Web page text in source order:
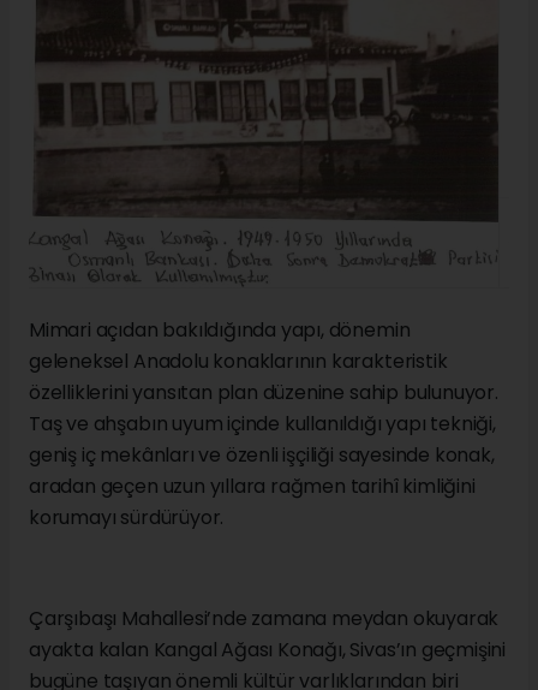
Mimari açıdan bakıldığında yapı, dönemin
geleneksel Anadolu konaklarının karakteristik
özelliklerini yansıtan plan düzenine sahip bulunuyor.
Taş ve ahşabın uyum içinde kullanıldığı yapı tekniği,
geniş iç mekânları ve özenli işçiliği sayesinde konak,
aradan geçen uzun yıllara rağmen tarihî kimliğini
korumayı sürdürüyor.
Çarşıbaşı Mahallesi’nde zamana meydan okuyarak
ayakta kalan Kangal Ağası Konağı, Sivas’ın geçmişini
bugüne taşıyan önemli kültür varlıklarından biri